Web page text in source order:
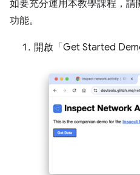
如要充分運用本教學課程，
功能。
開啟「Get Started